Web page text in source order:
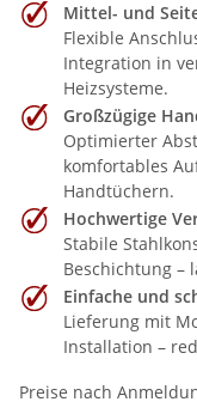
Mittel- und
Flexible
Integration in
Heizsysteme.
Großzügige
Optimierter
komfortables
Handtüchern.
Hochwertige
Stabile
Beschichtung –
Einfache und
Lieferung mit
Installation –
Preise nach